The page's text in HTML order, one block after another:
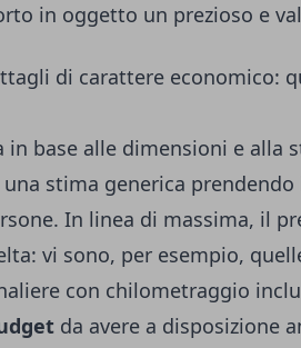
in oggetto un prezioso e
di carattere economico:
in base alle dimensioni e alla
stima generica prendendo
In linea di massima, il
vi sono, per esempio,
con chilometraggio
da avere a disposizione